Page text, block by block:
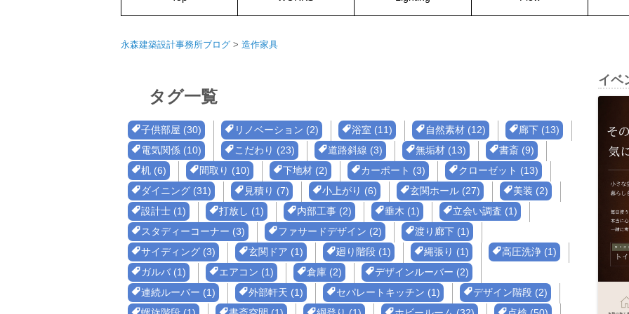
永森建築設計事務所ブログ > 造作家具
タグ一覧
子供部屋 (30) リノベーション (2) 浴室 (11) 自然素材 (12)
廊下 (13)
電気関係 (10)
こだわり (23) 道路斜線 (3) 無垢材 (13)
書斎 (9)
机 (6)
間取り (10) 下地材 (2) カーポート (3)
クローゼット (13)
ダイニング (31)
見積り (7) 小上がり (6) 玄関ホール (27)
美装 (2)
設計士 (1)
打放し (1) 内部工事 (2) 垂木 (1)
立会い調査 (1)
スタディーコーナー (3)
ファサードデザイン (2)
渡り廊下 (1)
サイディング (3)
玄関ドア (1) 廻り階段 (1) 縄張り (1)
高圧洗浄 (1)
ガルバ (1)
エアコン (1) 倉庫 (2)
デザインルーバー (2)
連続ルーバー (1)
外部軒天 (1) セパレートキッチン (1)
デザイン階段 (2)
イベ